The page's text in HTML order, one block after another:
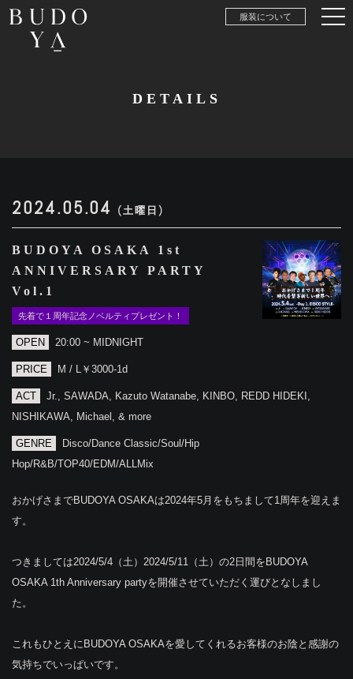
服装について
DETAILS
2024.05.04 (土曜日)
BUDOYA OSAKA 1st
ANNIVERSARY PARTY
Vol.1
先着で１周年記念ノベルティプレゼント！
OPEN 20:00 ~ MIDNIGHT
PRICE M / L￥3000-1d
ACT
Jr., SAWADA, Kazuto Watanabe, KINBO, REDD HIDEKI,
NISHIKAWA, Michael, & more
GENRE
Disco/Dance Classic/Soul/Hip
Hop/R&B/TOP40/EDM/ALLMix
おかげさまでBUDOYA OSAKAは2024年5月をもちまして1周年を迎えま
す。
つきましては2024/5/4（土）2024/5/11（土）の2日間をBUDOYA
OSAKA 1th Anniversary partyを開催させていただく運びとなしまし
た。
これもひとえにBUDOYA OSAKAを愛してくれるお客様のお陰と感謝の
気持ちでいっぱいです。